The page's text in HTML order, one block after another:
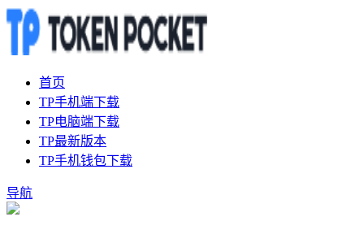
首页
TP手机端下载
TP电脑端下载
TP最新版本
TP手机钱包下载
导航